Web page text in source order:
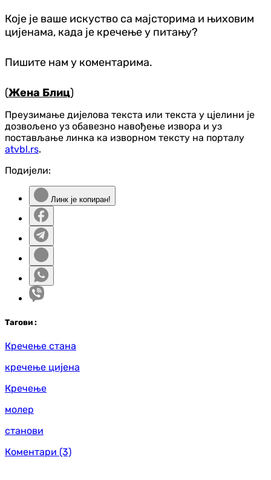
Које је ваше искуство са мајсторима и њиховим
цијенама, када је кречење у питању?
Пишите нам у коментарима.
(Жена Блиц)
Преузимање дијелова текста или текста у цјелини је
дозвољено уз обавезно навођење извора и уз
постављање линка ка изворном тексту на порталу
atvbl.rs.
Подијели:
Линк је копиран!
Тагови :
Кречење стана
кречење цијена
Кречење
молер
станови
Коментари (3)